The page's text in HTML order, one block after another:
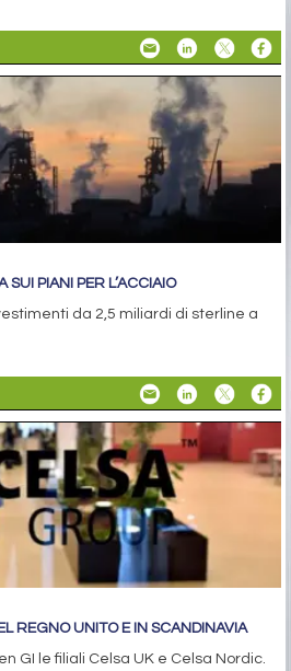
PIANI PER L’ACCIAIO
da 2,5 miliardi di sterline a
REGNO UNITO E IN SCANDINAVIA
GI le filiali Celsa UK e Celsa Nordic.